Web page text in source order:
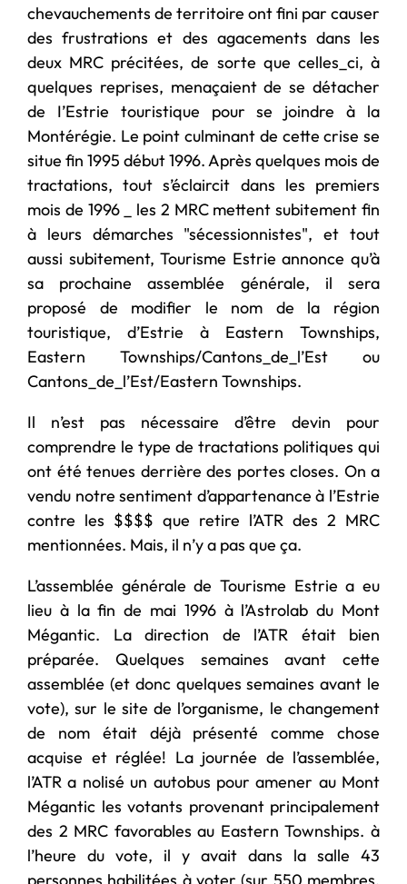
chevauchements de territoire ont fini par causer
des frustrations et des agacements dans les
deux MRC précitées, de sorte que celles_ci, à
quelques reprises, menaçaient de se détacher
de I’Estrie touristique pour se joindre à la
Montérégie. Le point culminant de cette crise se
situe fin 1995 début 1996. Après quelques mois de
tractations, tout s’éclaircit dans les premiers
mois de 1996 _ les 2 MRC mettent subitement fin
à leurs démarches "sécessionnistes", et tout
aussi subitement, Tourisme Estrie annonce qu’à
sa prochaine assemblée générale, il sera
proposé de modifier le nom de la région
touristique, d’Estrie à Eastern Townships,
Eastern Townships/Cantons_de_l’Est ou
Cantons_de_l’Est/Eastern Townships.
Il n’est pas nécessaire d’être devin pour
comprendre le type de tractations politiques qui
ont été tenues derrière des portes closes. On a
vendu notre sentiment d’appartenance à l’Estrie
contre les $$$$ que retire l’ATR des 2 MRC
mentionnées. Mais, il n’y a pas que ça.
L’assemblée générale de Tourisme Estrie a eu
lieu à la fin de mai 1996 à l’Astrolab du Mont
Mégantic. La direction de l’ATR était bien
préparée. Quelques semaines avant cette
assemblée (et donc quelques semaines avant le
vote), sur le site de l’organisme, le changement
de nom était déjà présenté comme chose
acquise et réglée! La journée de l’assemblée,
l’ATR a nolisé un autobus pour amener au Mont
Mégantic les votants provenant principalement
des 2 MRC favorables au Eastern Townships. à
l’heure du vote, il y avait dans la salle 43
personnes habilitées à voter (sur 550 membres,